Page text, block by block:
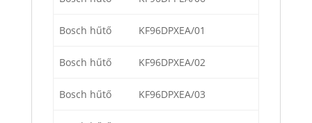
Bosch hűtő KF96DPXEA/01
Bosch hűtő KF96DPXEA/02
Bosch hűtő KF96DPXEA/03